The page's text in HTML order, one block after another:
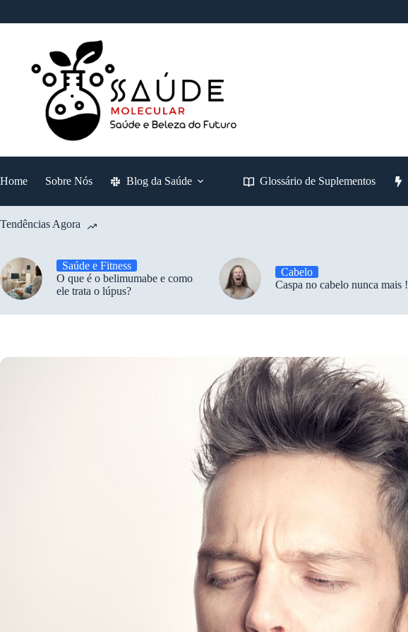
Home Sobre Nós Blog da Saúde Glossário de Suplementos
Tendências Agora
Saúde e Fitness
O que é o belimumabe e como
ele trata o lúpus?
Cabelo
Caspa no cabelo nunca mais !